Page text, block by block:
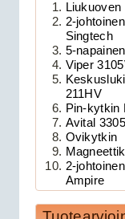
2-
Singtech
5-
Viper
211HV
Pin-kytkin
Avital
Ovikytkin
2-
Ampire